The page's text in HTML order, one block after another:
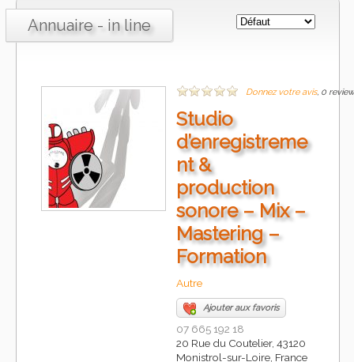
Annuaire - in line
Donnez votre avis, 0
Studio
d’enregistreme
nt &
production
sonore – Mix –
Mastering –
Formation
Autre
Ajouter aux favoris
07 665 192 18
20 Rue du Coutelier, 43120
Monistrol-sur-Loire, France